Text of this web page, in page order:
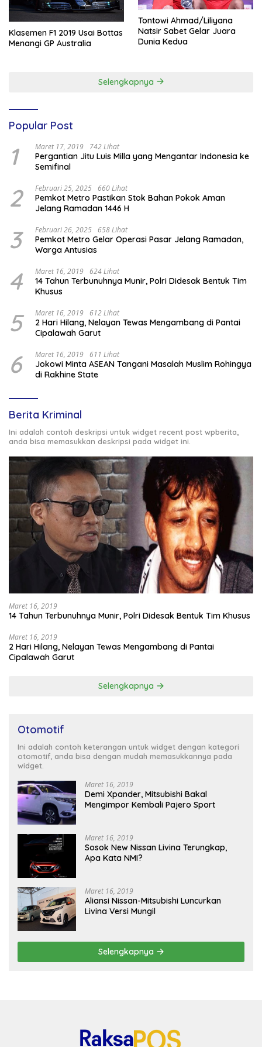
Klasemen F1 2019 Usai Bottas
Menangi GP Australia
Tontowi Ahmad/Liliyana
Natsir Sabet Gelar Juara
Dunia Kedua
Selengkapnya
Popular Post
1 Maret 17, 2019 742 Lihat
Pergantian Jitu Luis Milla yang Mengantar Indonesia ke
Semifinal
2 Februari 25, 2025 660 Lihat
Pemkot Metro Pastikan Stok Bahan Pokok Aman
Jelang Ramadan 1446 H
3 Februari 26, 2025 658 Lihat
Pemkot Metro Gelar Operasi Pasar Jelang Ramadan,
Warga Antusias
4 Maret 16, 2019 624 Lihat
14 Tahun Terbunuhnya Munir, Polri Didesak Bentuk Tim
Khusus
5 Maret 16, 2019 612 Lihat
2 Hari Hilang, Nelayan Tewas Mengambang di Pantai
Cipalawah Garut
6 Maret 16, 2019 611 Lihat
Jokowi Minta ASEAN Tangani Masalah Muslim Rohingya
di Rakhine State
Berita Kriminal
Ini adalah contoh deskripsi untuk widget recent post wpberita,
anda bisa memasukkan deskripsi pada widget ini.
Maret 16, 2019
14 Tahun Terbunuhnya Munir, Polri Didesak Bentuk Tim Khusus
Maret 16, 2019
2 Hari Hilang, Nelayan Tewas Mengambang di Pantai
Cipalawah Garut
Selengkapnya
Otomotif
Ini adalah contoh keterangan untuk widget dengan kategori
otomotif, anda bisa dengan mudah memasukkannya pada
widget.
Maret 16, 2019
Demi Xpander, Mitsubishi Bakal
Mengimpor Kembali Pajero Sport
Maret 16, 2019
Sosok New Nissan Livina Terungkap,
Apa Kata NMI?
Maret 16, 2019
Aliansi Nissan-Mitsubishi Luncurkan
Livina Versi Mungil
Selengkapnya